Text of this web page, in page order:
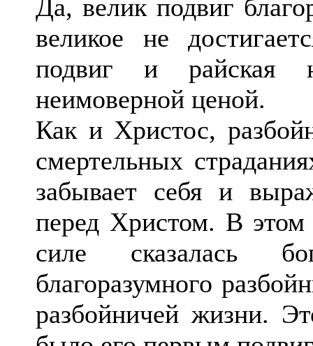
Да, велик подвиг
великое не
подвиг и райская
неимоверной ценой.
Как и Христос,
смертельных
забывает себя и
перед Христом. В этом
силе сказалась
благоразумного
разбойничей жизни.